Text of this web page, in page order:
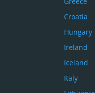
Croatia
Hungary
Ireland
Iceland
Italy